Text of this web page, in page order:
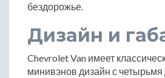
бездорожье.
Дизайн и
Chevrolet Van имеет
минивэнов дизайн с